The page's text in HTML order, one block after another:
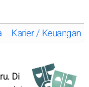
Karier / Keuangan
Di